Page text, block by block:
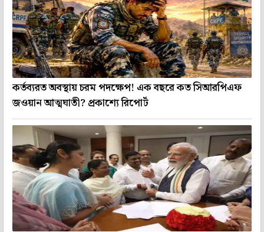
কর্তব্যরত অবস্থায় চরম পদক্ষেপ! এক বছরে কত সিআরপিএফ
জওয়ান আত্মঘাতী? প্রকাশ্যে রিপোর্ট